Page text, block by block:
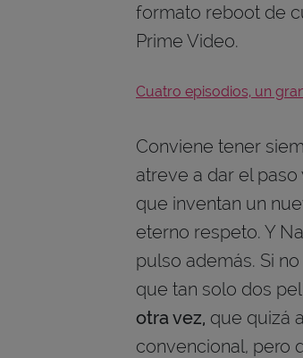
formato reboot de
Prime Video.
Cuatro episodios, un
Conviene tener
atreve a dar el
que inventan un
eterno respeto. Y
pulso además. Si
que tan solo dos
otra vez, que quizá
convencional, pero